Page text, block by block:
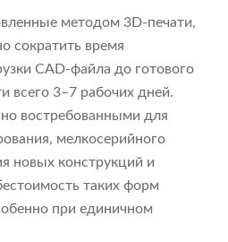
методом 3D-печати,
сократить время
CAD-файла до готового
всего 3–7 рабочих дней.
востребованными для
мелкосерийного
новых конструкций и
таких форм
при единичном